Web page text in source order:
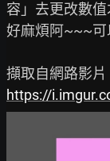
容」去更改數值
好麻煩阿~~~可
https://